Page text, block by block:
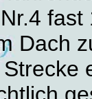
Dach